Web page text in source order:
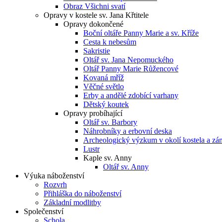
Obraz Všichni svatí
Opravy v kostele sv. Jana Křtitele
Opravy dokončené
Boční oltáře Panny Marie a sv. Kříže
Cesta k nebesům
Sakristie
Oltář sv. Jana Nepomuckého
Oltář Panny Marie Růžencové
Kovaná mříž
Věčné světlo
Erby a andělé zdobící varhany
Dětský koutek
Opravy probíhající
Oltář sv. Barbory
Náhrobníky a erbovní deska
Archeologický výzkum v okolí kostela a
Lustr
Kaple sv. Anny
Oltář sv. Anny
Výuka náboženství
Rozvrh
Přihláška do náboženství
Základní modlitby
Společenství
Schola